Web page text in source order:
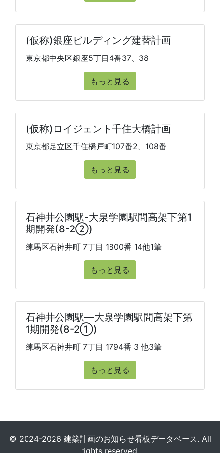
(仮称)銀座ビルディング建替計画
東京都中央区銀座5丁目4番37、38
もっと見る
(仮称)ロイジェント千住大橋計画
東京都足立区千住橋戸町107番2、108番
もっと見る
石神井公園駅-大泉学園駅間高架下第1
期開発(8-2②)
練馬区石神井町 7丁目 1800番 14他1筆
もっと見る
石神井公園駅―大泉学園駅間高架下第
1期開発(8-2①)
練馬区石神井町 7丁目 1794番 3 他3筆
もっと見る
© 2024-2026 建築計画のお知らせ看板データベース. All
rights reserved.